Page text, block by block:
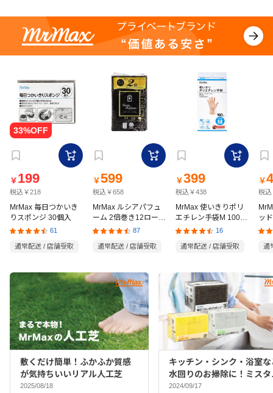
￥ 199
税込￥218
MrMax 毎日つかいき
りスポンジ 30個入
61
通常配送 / 店舗受取
￥599
税込￥658
MrMax ルシアパフュ
ーム 2倍巻き12ロール
ダブル
87
通常配送 / 店舗受取
￥399
税込￥438
MrMax 使いきりポリ
エチレン手袋M 100枚
入
16
通常配送 / 店舗受取
￥
税込
ッ
の
通
敷くだけ簡単！ふかふか質感
が気持ちいいリアル人工芝
2025/08/18
キッチン・シンク・浴室な
水回りのお掃除に！ミスタ
マックスバイヤーおすすめ
2024/09/17